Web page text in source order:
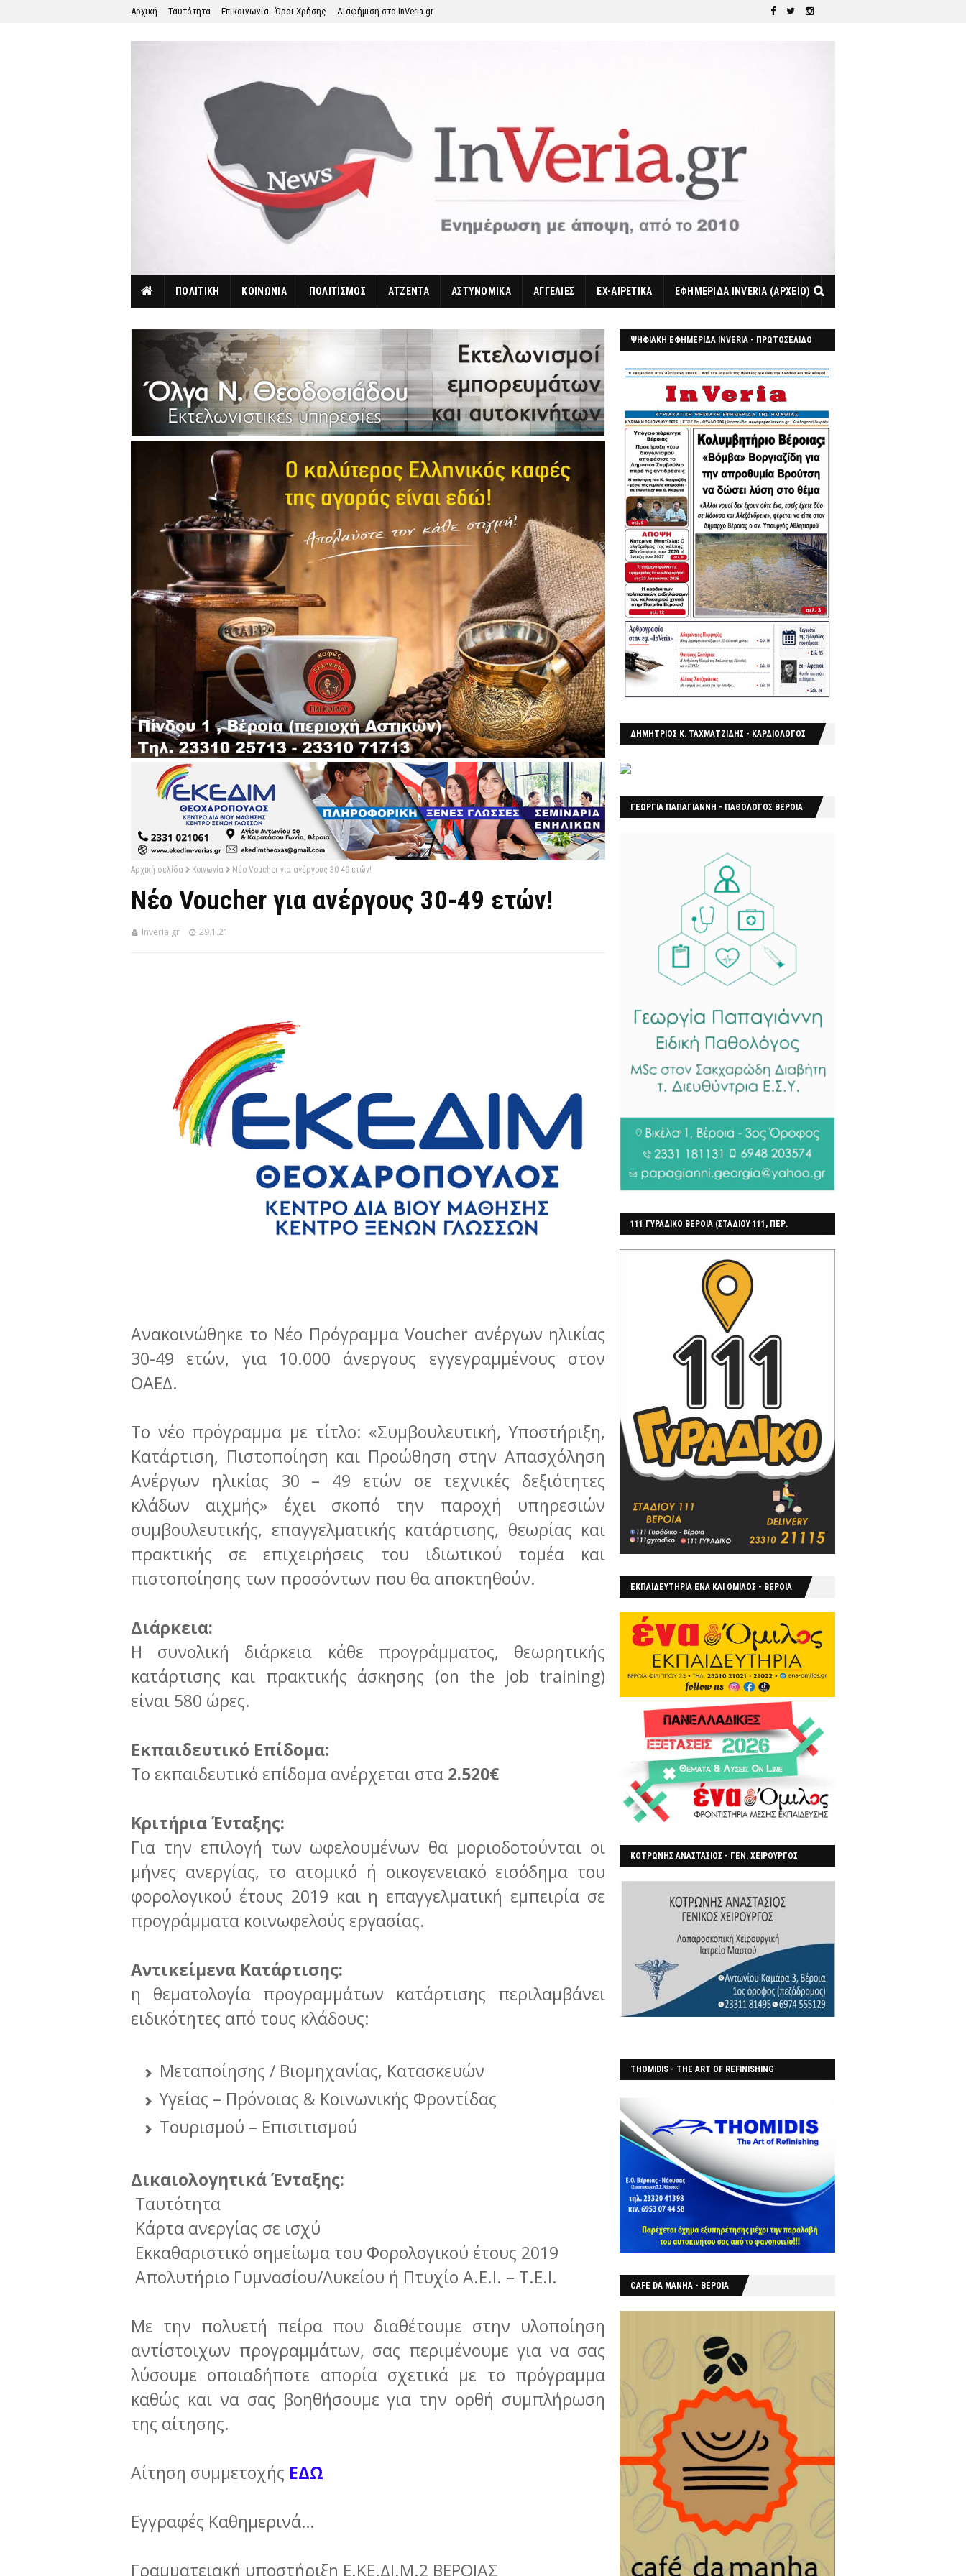
Αρχική Ταυτότητα Επικοινωνία - Όροι Χρήσης Διαφήμιση στο InVeria.gr
ΠΟΛΙΤΙΚΗ ΚΟΙΝΩΝΙΑ ΠΟΛΙΤΙΣΜΟΣ ΑΤΖΕΝΤΑ ΑΣΤΥΝΟΜΙΚΑ ΑΓΓΕΛΙΕΣ EX-ΑΙΡΕΤΙΚΑ ΕΦΗΜΕΡΙΔΑ INVERIA (ΑΡΧΕΙΟ)
Αρχική σελίδα Κοινωνία Νέο Voucher για ανέργους 30-49 ετών!
Νέο Voucher για ανέργους 30-49 ετών!
Inveria.gr 29.1.21
Ανακοινώθηκε το Νέο Πρόγραμμα Voucher ανέργων ηλικίας
30-49 ετών, για 10.000 άνεργους εγγεγραμμένους στον
ΟΑΕΔ.
Το νέο πρόγραμμα με τίτλο: «Συμβουλευτική, Υποστήριξη,
Κατάρτιση, Πιστοποίηση και Προώθηση στην Απασχόληση
Ανέργων ηλικίας 30 – 49 ετών σε τεχνικές δεξιότητες
κλάδων αιχμής» έχει σκοπό την παροχή υπηρεσιών
συμβουλευτικής, επαγγελματικής κατάρτισης, θεωρίας και
πρακτικής σε επιχειρήσεις του ιδιωτικού τομέα και
πιστοποίησης των προσόντων που θα αποκτηθούν.
Διάρκεια:
Η συνολική διάρκεια κάθε προγράμματος, θεωρητικής
κατάρτισης και πρακτικής άσκησης (on the job training)
είναι 580 ώρες.
Εκπαιδευτικό Επίδομα:
Tο εκπαιδευτικό επίδομα ανέρχεται στα 2.520€
Κριτήρια Ένταξης:
Για την επιλογή των ωφελουμένων θα μοριοδοτούνται οι
μήνες ανεργίας, το ατομικό ή οικογενειακό εισόδημα του
φορολογικού έτους 2019 και η επαγγελματική εμπειρία σε
προγράμματα κοινωφελούς εργασίας.
Αντικείμενα Κατάρτισης:
η θεματολογία προγραμμάτων κατάρτισης περιλαμβάνει
ειδικότητες από τους κλάδους:
Μεταποίησης / Βιομηχανίας, Κατασκευών
Υγείας – Πρόνοιας & Κοινωνικής Φροντίδας
Τουρισμού – Επισιτισμού
Δικαιολογητικά Ένταξης:
Ταυτότητα
Κάρτα ανεργίας σε ισχύ
Εκκαθαριστικό σημείωμα του Φορολογικού έτους 2019
Απολυτήριο Γυμνασίου/Λυκείου ή Πτυχίο Α.Ε.Ι. – Τ.Ε.Ι.
Με την πολυετή πείρα που διαθέτουμε στην υλοποίηση
αντίστοιχων προγραμμάτων, σας περιμένουμε για να σας
λύσουμε οποιαδήποτε απορία σχετικά με το πρόγραμμα
καθώς και να σας βοηθήσουμε για την ορθή συμπλήρωση
της αίτησης.
Αίτηση συμμετοχής ΕΔΩ
Εγγραφές Καθημερινά…
Γραμματειακή υποστήριξη Ε.ΚΕ.ΔΙ.Μ.2 ΒΕΡΟΙΑΣ
ΨΗΦΙΑΚΗ ΕΦΗΜΕΡΙΔΑ INVERIA - ΠΡΩΤΟΣΕΛΙΔΟ
ΔΗΜΗΤΡΙΟΣ Κ. ΤΑΧΜΑΤΖΙΔΗΣ - ΚΑΡΔΙΟΛΟΓΟΣ
ΓΕΩΡΓΙΑ ΠΑΠΑΓΙΑΝΝΗ - ΠΑΘΟΛΟΓΟΣ ΒΕΡΟΙΑ
111 ΓΥΡΑΔΙΚΟ ΒΕΡΟΙΑ (ΣΤΑΔΙΟΥ 111, ΠΕΡ.
ΕΚΠΑΙΔΕΥΤΗΡΙΑ ΕΝΑ ΚΑΙ ΟΜΙΛΟΣ - ΒΕΡΟΙΑ
ΚΟΤΡΩΝΗΣ ΑΝΑΣΤΑΣΙΟΣ - ΓΕΝ. ΧΕΙΡΟΥΡΓΟΣ
THOMIDIS - THE ART OF REFINISHING
CAFE DA MANHA - ΒΕΡΟΙΑ